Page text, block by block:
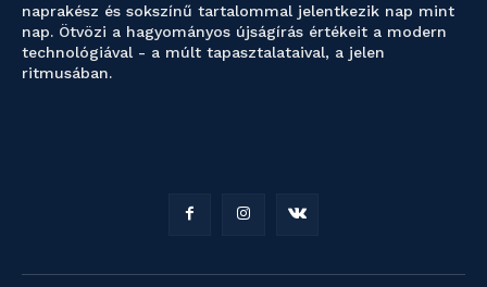
naprakész és sokszínű tartalommal jelentkezik nap mint
nap. Ötvözi a hagyományos újságírás értékeit a modern
technológiával - a múlt tapasztalataival, a jelen
ritmusában.